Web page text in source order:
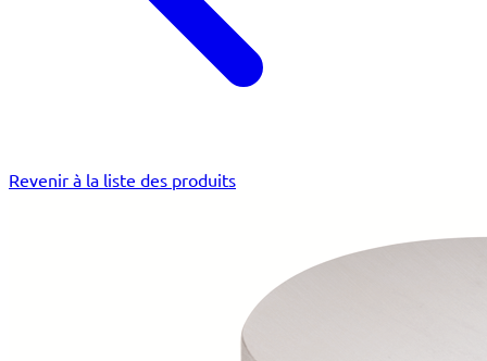
Revenir à la liste des produits